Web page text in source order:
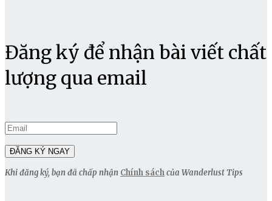
Đăng ký để nhận bài viết chất
lượng qua email
Khi đăng ký, bạn đã chấp nhận Chính sáchcủa Wanderlust Tips